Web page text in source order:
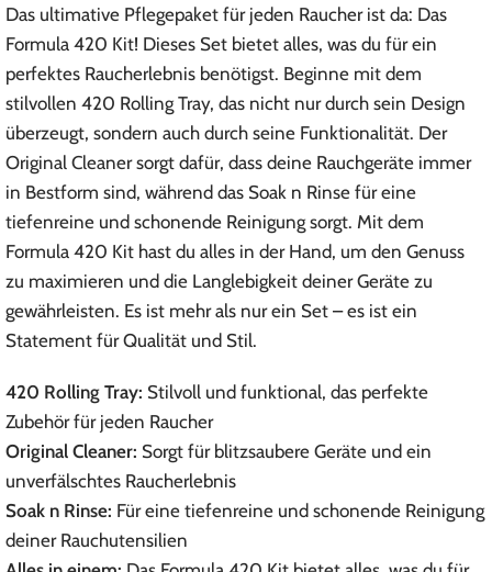
Das ultimative Pflegepaket für jeden Raucher ist da: Das
Formula 420 Kit! Dieses Set bietet alles, was du für ein
perfektes Raucherlebnis benötigst. Beginne mit dem
stilvollen 420 Rolling Tray, das nicht nur durch sein Design
überzeugt, sondern auch durch seine Funktionalität. Der
Original Cleaner sorgt dafür, dass deine Rauchgeräte immer
in Bestform sind, während das Soak n Rinse für eine
tiefenreine und schonende Reinigung sorgt. Mit dem
Formula 420 Kit hast du alles in der Hand, um den Genuss
zu maximieren und die Langlebigkeit deiner Geräte zu
gewährleisten. Es ist mehr als nur ein Set – es ist ein
Statement für Qualität und Stil.
420 Rolling Tray: Stilvoll und funktional, das perfekte
Zubehör für jeden Raucher
Original Cleaner: Sorgt für blitzsaubere Geräte und ein
unverfälschtes Raucherlebnis
Soak n Rinse: Für eine tiefenreine und schonende Reinigung
deiner Rauchutensilien